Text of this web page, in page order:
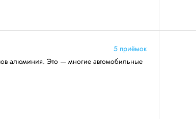
5 приёмок
алюминия. Это — многие автомобильные